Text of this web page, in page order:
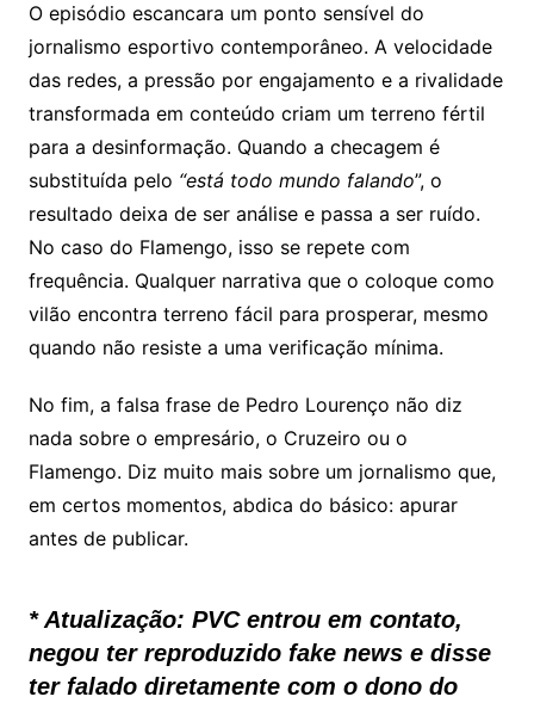
O episódio escancara um ponto sensível do
jornalismo esportivo contemporâneo. A velocidade
das redes, a pressão por engajamento e a rivalidade
transformada em conteúdo criam um terreno fértil
para a desinformação. Quando a checagem é
substituída pelo “está todo mundo falando”, o
resultado deixa de ser análise e passa a ser ruído.
No caso do Flamengo, isso se repete com
frequência. Qualquer narrativa que o coloque como
vilão encontra terreno fácil para prosperar, mesmo
quando não resiste a uma verificação mínima.
No fim, a falsa frase de Pedro Lourenço não diz
nada sobre o empresário, o Cruzeiro ou o
Flamengo. Diz muito mais sobre um jornalismo que,
em certos momentos, abdica do básico: apurar
antes de publicar.
* Atualização: PVC entrou em contato,
negou ter reproduzido fake news e disse
ter falado diretamente com o dono do